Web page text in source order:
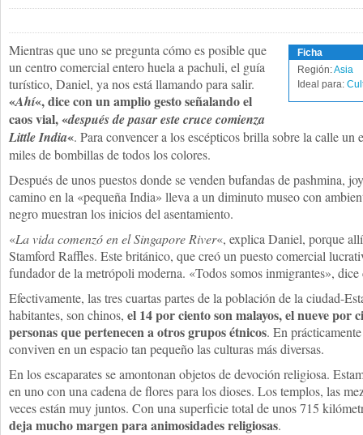
Ficha
Región:Asia
Ideal para:
Mientras que uno se pregunta cómo es posible que
un centro comercial entero huela a pachuli, el guía
turístico, Daniel, ya nos está llamando para salir.
«Ahí«, dice con un amplio gesto señalando el
caos vial, «después de pasar este cruce comienza
Little India«. Para convencer a los escépticos brilla sobre la calle un
miles de bombillas de todos los colores.
Después de unos puestos donde se venden bufandas de pashmina,
camino en la «pequeña India» lleva a un diminuto museo con
negro muestran los inicios del asentamiento.
«La vida comenzó en el Singapore River«, explica Daniel, porque
Stamford Raffles. Este británico, que creó un puesto comercial
fundador de la metrópoli moderna. «Todos somos inmigrantes»,
Efectivamente, las tres cuartas partes de la población de la ciudad-
habitantes, son chinos, el 14 por ciento son malayos, el nueve por
personas que pertenecen a otros grupos étnicos. En
conviven en un espacio tan pequeño las culturas más diversas.
En los escaparates se amontonan objetos de devoción religiosa.
en uno con una cadena de flores para los dioses. Los templos, las
veces están muy juntos. Con una superficie total de unos 715
deja mucho margen para animosidades religiosas.